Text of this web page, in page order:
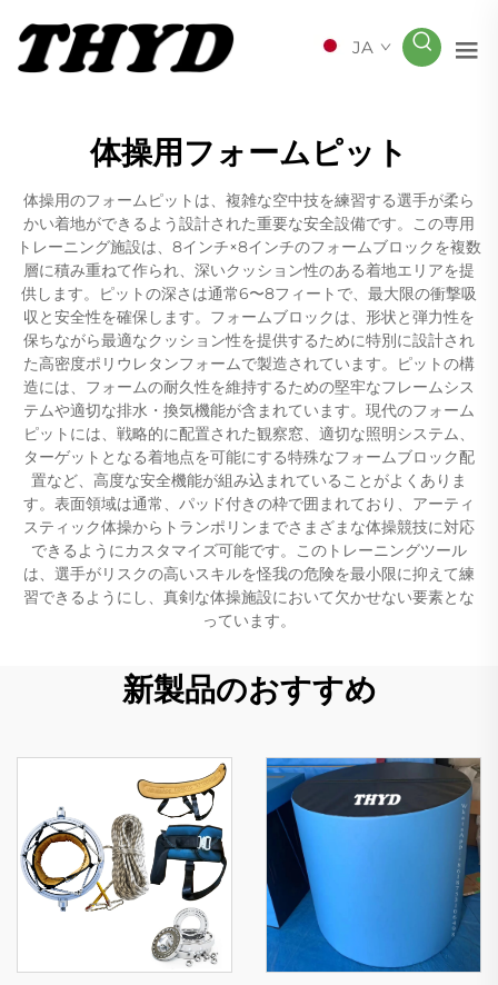
JA
体操用フォームピット
体操用のフォームピットは、複雑な空中技を練習する選手が柔ら
かい着地ができるよう設計された重要な安全設備です。この専用
トレーニング施設は、8インチ×8インチのフォームブロックを複数
層に積み重ねて作られ、深いクッション性のある着地エリアを提
供します。ピットの深さは通常6〜8フィートで、最大限の衝撃吸
収と安全性を確保します。フォームブロックは、形状と弾力性を
保ちながら最適なクッション性を提供するために特別に設計され
た高密度ポリウレタンフォームで製造されています。ピットの構
造には、フォームの耐久性を維持するための堅牢なフレームシス
テムや適切な排水・換気機能が含まれています。現代のフォーム
ピットには、戦略的に配置された観察窓、適切な照明システム、
ターゲットとなる着地点を可能にする特殊なフォームブロック配
置など、高度な安全機能が組み込まれていることがよくありま
す。表面領域は通常、パッド付きの枠で囲まれており、アーティ
スティック体操からトランポリンまでさまざまな体操競技に対応
できるようにカスタマイズ可能です。このトレーニングツール
は、選手がリスクの高いスキルを怪我の危険を最小限に抑えて練
習できるようにし、真剣な体操施設において欠かせない要素とな
っています。
新製品のおすすめ